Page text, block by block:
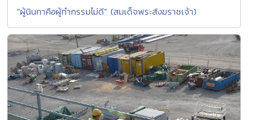
"ผู้นินทาคือผู้ทำกรรมไม่ดี" (สมเด็จพระสังฆราชเจ้า)